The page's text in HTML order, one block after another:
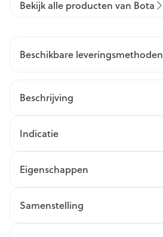
Bekijk alle producten van Bota
Beschikbare leveringsmethoden
Beschrijving
Indicatie
Eigenschappen
Samenstelling